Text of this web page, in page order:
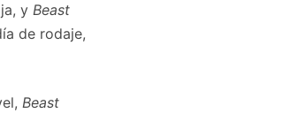
y Beast
de rodaje,
Beast